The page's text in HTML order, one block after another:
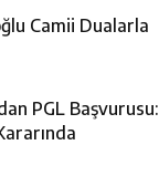
Camii Dualarla
PGL Başvurusu: